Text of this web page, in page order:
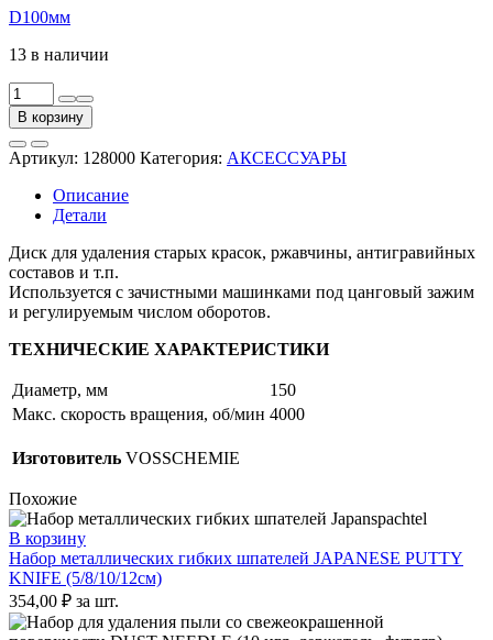
D100мм
13 в наличии
Количество
товара
Диск
для
снятия
старой
краски
ржавчины
STRIPPING
DISC
D150мм
В корзину
Артикул: 128000 Категория: АКСЕССУАРЫ
Описание
Детали
Диск для удаления старых красок, ржавчины, антигравийных
составов и т.п.
Используется с зачистными машинками под цанговый зажим
и регулируемым числом оборотов.
ТЕХНИЧЕСКИЕ ХАРАКТЕРИСТИКИ
Диаметр, мм
150
Макс. скорость вращения, об/мин 4000
Изготовитель VOSSCHEMIE
Похожие
В корзину
Набор металлических гибких шпателей JAPANESE PUTTY
KNIFE (5/8/10/12см)
354,00 ₽ за шт.